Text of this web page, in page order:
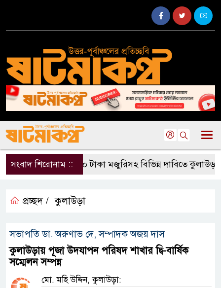
সংবাদ শিরোনাম ::৫০০ টাকা মজুরিসহ বিভিন্ন দাবিতে কুলাউড়ায়
প্রচ্ছদ / কুলাউড়া
সভাপতি ডা. অরুণাভ দে, সম্পাদক অজয় দাস
কুলাউড়ায় পূজা উদযাপন পরিষদ শাখার দ্বি-বার্ষিক
সম্মেলন সম্পন্ন
মো. মহি উদ্দিন, কুলাউড়া: